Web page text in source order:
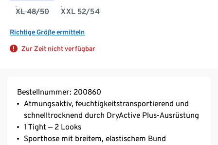
XL 48/50 XXL 52/54
Richtige Größe ermitteln
Zur Zeit nicht verfügbar
Bestellnummer: 200860
Atmungsaktiv, feuchtigkeitstransportierend und
schnelltrocknend durch DryActive Plus-Ausrüstung
1 Tight ‒ 2 Looks
Sporthose mit breitem, elastischem Bund